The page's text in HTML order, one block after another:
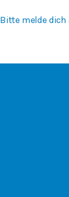
Bitte melde dich